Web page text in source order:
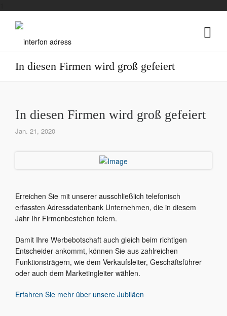
In diesen Firmen wird groß gefeiert
In diesen Firmen wird groß gefeiert
Jan. 21, 2020
Erreichen Sie mit unserer ausschließlich telefonisch
erfassten Adressdatenbank Unternehmen, die in diesem
Jahr Ihr Firmenbestehen feiern.
Damit Ihre Werbebotschaft auch gleich beim richtigen
Entscheider ankommt, können Sie aus zahlreichen
Funktionsträgern, wie dem Verkaufsleiter, Geschäftsführer
oder auch dem Marketingleiter wählen.
Erfahren Sie mehr über unsere Jubiläen